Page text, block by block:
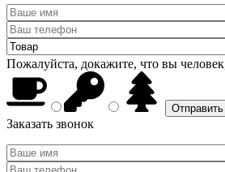
Пожалуйста, докажите, что вы
Заказать звонок